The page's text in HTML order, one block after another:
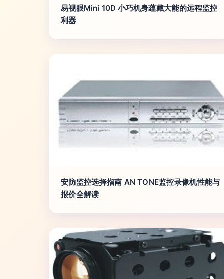
易视眼Mini 10D 小巧机身蕴藏大能的远程监控
利器
安防监控选择指南 AN TONE监控录像机性能与
报价全解读